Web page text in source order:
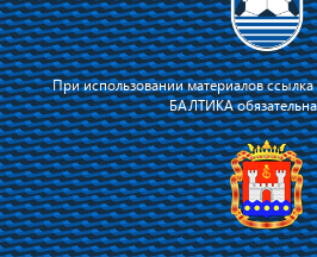
При использовании материалов
БАЛТИКА